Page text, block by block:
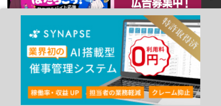
個人情報保護方針
© 2022 Japan Council of Shopping Centers